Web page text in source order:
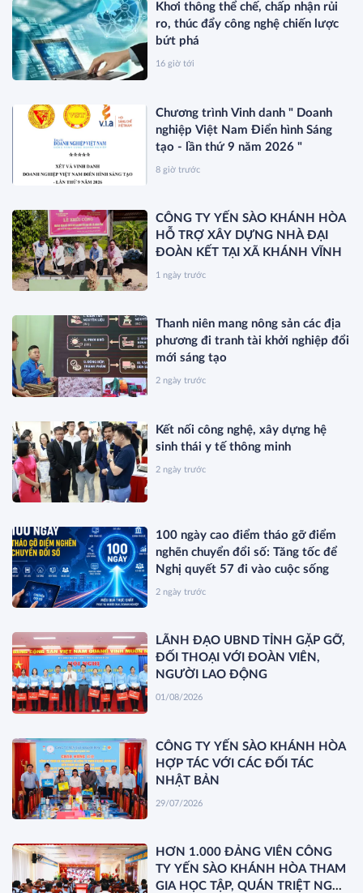
Khơi thông thể chế, chấp nhận rủi
ro, thúc đẩy công nghệ chiến lược
bứt phá
16 giờ tới
Chương trình Vinh danh " Doanh
nghiệp Việt Nam Điển hình Sáng
tạo - lần thứ 9 năm 2026 "
8 giờ trước
CÔNG TY YẾN SÀO KHÁNH HÒA
HỖ TRỢ XÂY DỰNG NHÀ ĐẠI
ĐOÀN KẾT TẠI XÃ KHÁNH VĨNH
1 ngày trước
Thanh niên mang nông sản các địa
phương đi tranh tài khởi nghiệp đổi
mới sáng tạo
2 ngày trước
Kết nối công nghệ, xây dựng hệ
sinh thái y tế thông minh
2 ngày trước
100 ngày cao điểm tháo gỡ điểm
nghẽn chuyển đổi số: Tăng tốc để
Nghị quyết 57 đi vào cuộc sống
2 ngày trước
LÃNH ĐẠO UBND TỈNH GẶP GỠ,
ĐỐI THOẠI VỚI ĐOÀN VIÊN,
NGƯỜI LAO ĐỘNG
01/08/2026
CÔNG TY YẾN SÀO KHÁNH HÒA
HỢP TÁC VỚI CÁC ĐỐI TÁC
NHẬT BẢN
29/07/2026
HƠN 1.000 ĐẢNG VIÊN CÔNG
TY YẾN SÀO KHÁNH HÒA THAM
GIA HỌC TẬP, QUÁN TRIỆT NGHỊ